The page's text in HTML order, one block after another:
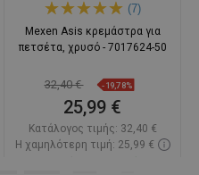
(7)
Mexen Asis κρεμάστρα για
πετσέτα, χρυσό - 7017624-50
32,40 € -19,78%
25,99 €
Κατάλογος τιμής: 32,40 €
Η χαμηλότερη τιμή: 25,99 €